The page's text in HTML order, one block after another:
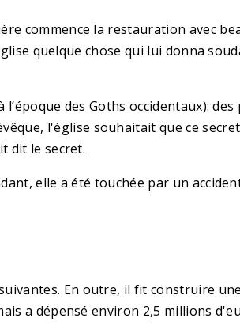
commence la restauration avec
quelque chose qui lui donna
des Goths occidentaux): des
l'église souhaitait que ce
dit le secret.
elle a été touchée par un
En outre, il fit construire
a dépensé environ 2,5 millions